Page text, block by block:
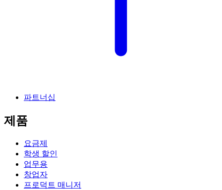
파트너십
제품
요금제
학생 할인
업무용
창업자
프로덕트 매니저